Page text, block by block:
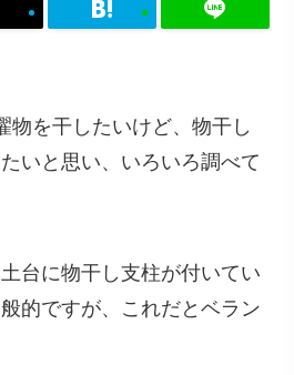
物を干したいけど、物干し
いと思い、いろいろ調べて
台に物干し支柱が付いてい
的ですが、これだとベラン